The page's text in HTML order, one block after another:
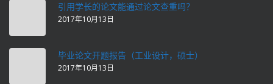
引用学长的论文能通过论文查重吗？
2017年10月13日
毕业论文开题报告（工业设计，硕士）
2017年10月13日